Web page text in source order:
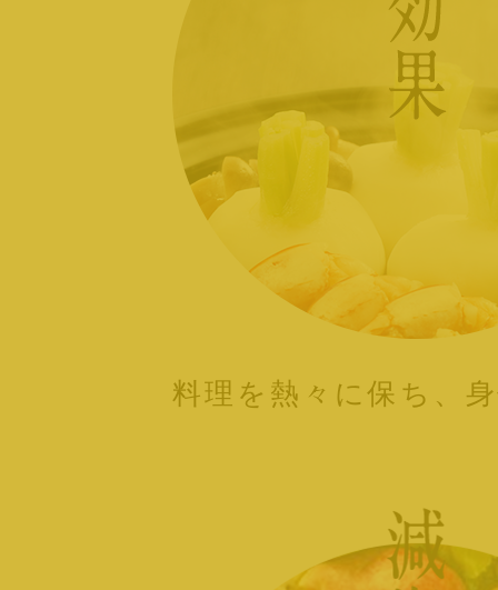
料理を熱々に保ち、